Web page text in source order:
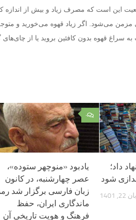
این است که مصرف زیاد و بیش از اندازه
مزمن می‌شود. اگر زیاد قهوه می‌خورید و
سراغ قهوه بدون کافئین بروید یا از چای‌های
۰
یادبود «منوچهر ستوده»،
عصر چهارشنبه، در کانون
زبان فارسی برگزار شد
ماندگاری ایران، حفظ
فرهنگ و هویت تاریخی آن
داد؛
آبان 22, 1401